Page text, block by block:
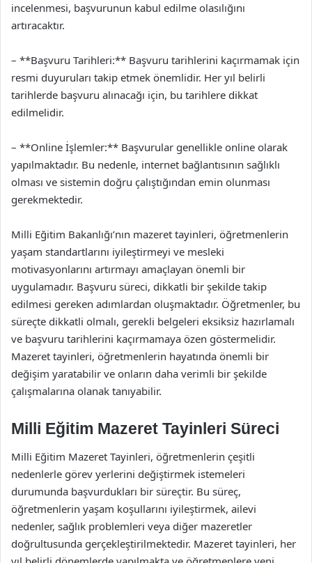
incelenmesi, başvurunun kabul edilme olasılığını
artıracaktır.
– **Başvuru Tarihleri:** Başvuru tarihlerini kaçırmamak için
resmi duyuruları takip etmek önemlidir. Her yıl belirli
tarihlerde başvuru alınacağı için, bu tarihlere dikkat
edilmelidir.
– **Online İşlemler:** Başvurular genellikle online olarak
yapılmaktadır. Bu nedenle, internet bağlantısının sağlıklı
olması ve sistemin doğru çalıştığından emin olunması
gerekmektedir.
Milli Eğitim Bakanlığı’nın mazeret tayinleri, öğretmenlerin
yaşam standartlarını iyileştirmeyi ve mesleki
motivasyonlarını artırmayı amaçlayan önemli bir
uygulamadır. Başvuru süreci, dikkatli bir şekilde takip
edilmesi gereken adımlardan oluşmaktadır. Öğretmenler, bu
süreçte dikkatli olmalı, gerekli belgeleri eksiksiz hazırlamalı
ve başvuru tarihlerini kaçırmamaya özen göstermelidir.
Mazeret tayinleri, öğretmenlerin hayatında önemli bir
değişim yaratabilir ve onların daha verimli bir şekilde
çalışmalarına olanak tanıyabilir.
Milli Eğitim Mazeret Tayinleri Süreci
Milli Eğitim Mazeret Tayinleri, öğretmenlerin çeşitli
nedenlerle görev yerlerini değiştirmek istemeleri
durumunda başvurdukları bir süreçtir. Bu süreç,
öğretmenlerin yaşam koşullarını iyileştirmek, ailevi
nedenler, sağlık problemleri veya diğer mazeretler
doğrultusunda gerçekleştirilmektedir. Mazeret tayinleri, her